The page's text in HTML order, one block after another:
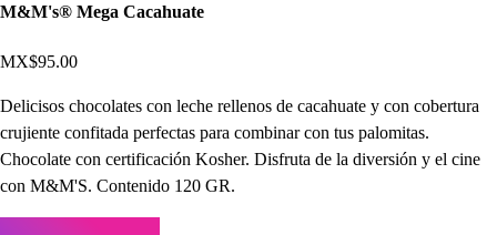
M&M's® Mega Cacahuate
MX$95.00
Delicisos chocolates con leche rellenos de cacahuate y con cobertura
crujiente confitada perfectas para combinar con tus palomitas.
Chocolate con certificación Kosher. Disfruta de la diversión y el cine
con M&M'S. Contenido 120 GR.